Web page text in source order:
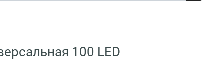
100 LED